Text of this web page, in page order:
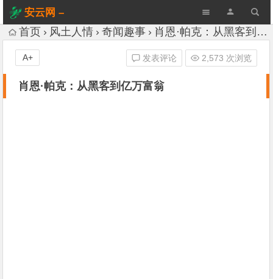
安云网 –
AnYun.ORG
首页 风土人情 奇闻趣事 肖恩·帕克：从黑客到亿万富翁
肖恩·帕克：从黑客到亿万富翁
发表评论 2,573 次浏览
A+